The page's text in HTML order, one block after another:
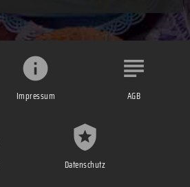
Impressum AGB
Datenschutz